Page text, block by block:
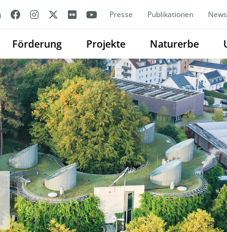
Presse Publikationen
Förderung Projekte Naturerbe